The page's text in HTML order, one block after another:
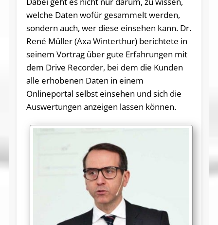
welche Daten wofür gesammelt werden,
sondern auch, wer diese einsehen kann. Dr.
René Müller (Axa Winterthur) berichtete in
seinem Vortrag über gute Erfahrungen mit
dem Drive Recorder, bei dem die Kunden
alle erhobenen Daten in einem
Onlineportal selbst einsehen und sich die
Auswertungen anzeigen lassen können.